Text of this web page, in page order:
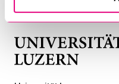
DAS
UNTERMENÜ